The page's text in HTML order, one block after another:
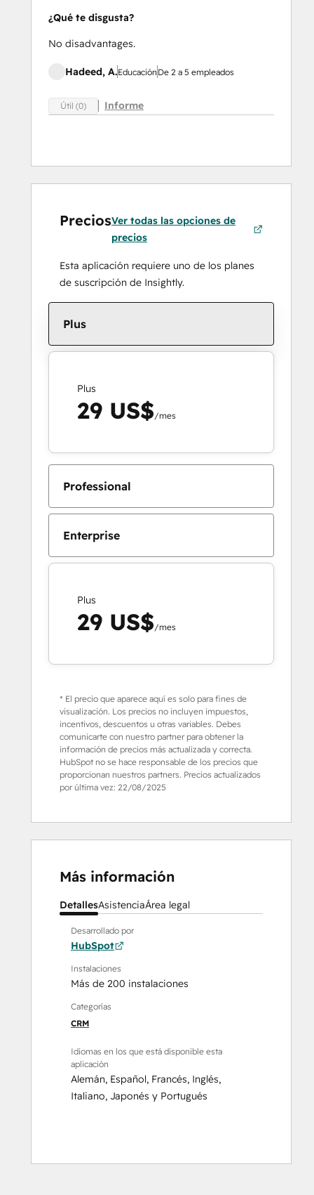
¿Qué te disgusta?
No disadvantages.
Hadeed, A.Educación De 2 a 5 empleados
Útil (0) Informe
PreciosVer todas las opciones de
precios
Esta aplicación requiere uno de los planes
de suscripción de Insightly.
Plus
Plus
29 US$/mes
Professional
Enterprise
Plus
29 US$/mes
* El precio que aparece aquí es solo para fines de
visualización. Los precios no incluyen impuestos,
incentivos, descuentos u otras variables. Debes
comunicarte con nuestro partner para obtener la
información de precios más actualizada y correcta.
HubSpot no se hace responsable de los precios que
proporcionan nuestros partners. Precios actualizados
por última vez: 22/08/2025
Más información
DetallesAsistenciaÁrea legal
Desarrollado por
HubSpot
Instalaciones
Más de 200 instalaciones
Categorías
CRM
Idiomas en los que está disponible esta
aplicación
Alemán, Español, Francés, Inglés,
Italiano, Japonés y Portugués